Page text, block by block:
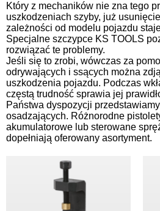
Który z mechaników nie zna tego
uszkodzeniach szyby, już
zależności od modelu pojazdu
Specjalne szczypce KS TOOLS
rozwiązać te problemy.
Jeśli się to zrobi, wówczas za
odrywających i ssących można
uszkodzenia pojazdu. Podczas
częstą trudność sprawia jej
Państwa dyspozycji
osadzających. Różnorodne
akumulatorowe lub sterowane
dopełniają oferowany asortyment.